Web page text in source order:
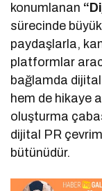
konumlanan
sürecinde
paydaşlarla,
platformlar
bağlamda
hem de hikaye
oluşturma
dijital PR
bütünüdür.